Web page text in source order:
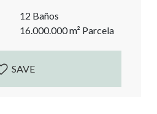
son lo único que hace que
El cortijo de más de 100
con muchos...
12 Baños
16.000.000m² Parcela
SAVE